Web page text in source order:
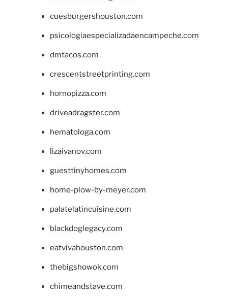
cuesburgershouston.com
psicologiaespecializadaencampeche.com
dmtacos.com
crescentstreetprinting.com
hornopizza.com
driveadragster.com
hematologa.com
lizaivanov.com
guesttinyhomes.com
home-plow-by-meyer.com
palatelatincuisine.com
blackdoglegacy.com
eatvivahouston.com
thebigshowok.com
chimeandstave.com